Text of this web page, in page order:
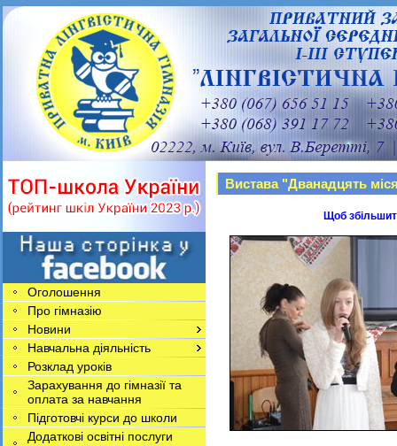
Оголошення
Про гімназію
Новини
Навчальна діяльність
Розклад уроків
Зарахування до гімназії та
оплата за навчання
Підготовчі курси до школи
Додаткові освітні послуги
Вистава "Дванадцять
Щоб